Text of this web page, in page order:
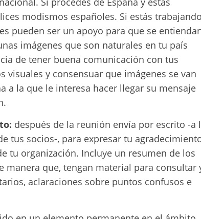
modismos españoles. Si estás trabajando
pueden ser un apoyo para que se
imágenes que son naturales en tu país
de tener buena comunicación con tus
y consensuar que imágenes se van
a la que le interesa hacer llegar su mensaje
después de la reunión envía por escrito -a
tus socios-, para expresar tu
tu organización. Incluye un resumen de los
que, tengan material para consultar
aclaraciones sobre puntos confusos e